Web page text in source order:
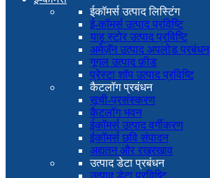
ईकॉमर्स उत्पाद लिस्टिंग
ई-कॉमर्स उत्पाद प्रविष्टि
याहू स्टोर उत्पाद प्रविष्टि
अमेज़ॅन उत्पाद अपलोड प्रबंधन
गूगल उत्पाद फ़ीड
प्रेस्टा शॉप उत्पाद प्रविष्टि
कैटलॉग प्रबंधन
सूची-प्रसंस्करण
कैटलॉग भवन
ईकॉमर्स उत्पाद वर्गीकरण
ईकॉमर्स छवि संपादन
अद्यतन और रखरखाव
उत्पाद डेटा प्रबंधन
उत्पाद डेटा प्रविष्टि